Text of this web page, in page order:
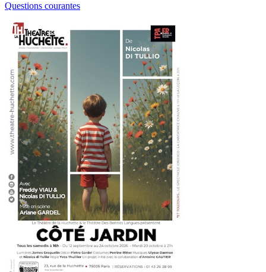
Questions courantes